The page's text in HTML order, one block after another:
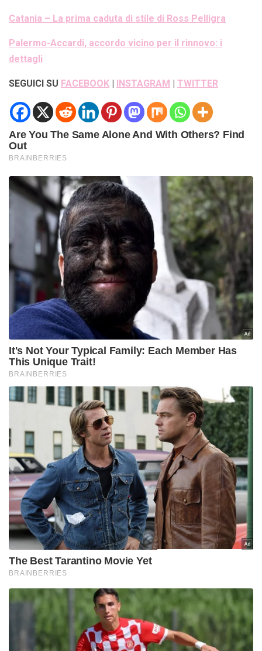
Catania – La prima caduta di stile di Ross Pelligra
Palermo-Accardi, accordo vicino per il rinnovo: i
dettagli
SEGUICI SU FACEBOOK INSTAGRAM TWITTER